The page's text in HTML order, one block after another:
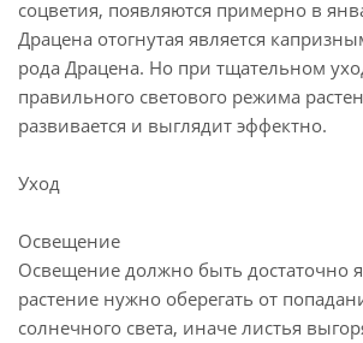
соцветия, появляются примерно в
Драцена отогнутая является
рода Драцена. Но при тщательном
правильного светового режима
развивается и выглядит эффектно.
Уход
Освещение
Освещение должно быть достаточно
растение нужно оберегать от
солнечного света, иначе листья